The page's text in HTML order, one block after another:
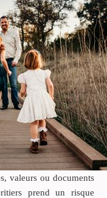
valeurs ou documents
prend un risque